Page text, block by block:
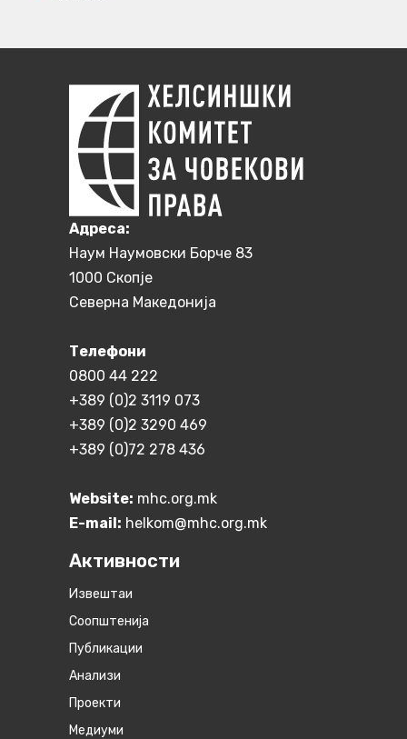
Aдреса:
Наум Наумовски Борче 83
1000 Скопје
Северна Македонија
Телефони
0800 44 222
+389 (0)2 3119 073
+389 (0)2 3290 469
+389 (0)72 278 436
Website: mhc.org.mk
E-mail: helkom@mhc.org.mk
Активности
Извештаи
Соопштенија
Публикации
Анализи
Проекти
Медиуми